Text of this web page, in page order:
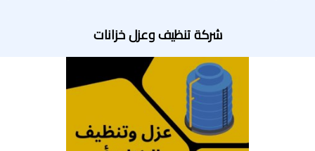
شركة تنظيف وعزل خزانات